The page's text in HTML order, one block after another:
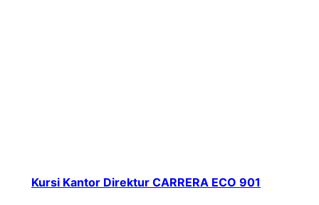
Kursi Kantor Direktur CARRERA ECO 901